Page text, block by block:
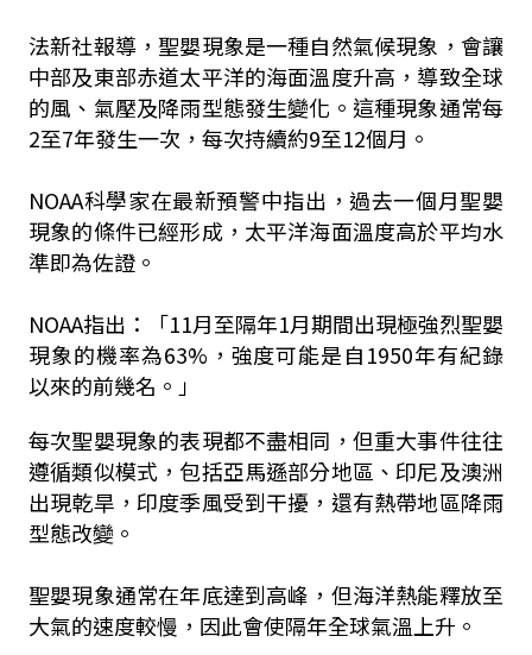
法新社報導，聖嬰現象是一種自然氣候現象，會讓
中部及東部赤道太平洋的海面溫度升高，導致全球
的風、氣壓及降雨型態發生變化。這種現象通常每
2至7年發生一次，每次持續約9至12個月。
NOAA科學家在最新預警中指出，過去一個月聖嬰
現象的條件已經形成，太平洋海面溫度高於平均水
準即為佐證。
NOAA指出：「11月至隔年1月期間出現極強烈聖嬰
現象的機率為63%，強度可能是自1950年有紀錄
以來的前幾名。」
每次聖嬰現象的表現都不盡相同，但重大事件往往
遵循類似模式，包括亞馬遜部分地區、印尼及澳洲
出現乾旱，印度季風受到干擾，還有熱帶地區降雨
型態改變。
聖嬰現象通常在年底達到高峰，但海洋熱能釋放至
大氣的速度較慢，因此會使隔年全球氣溫上升。